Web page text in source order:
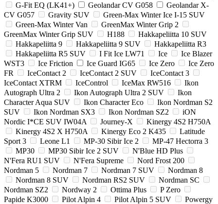
G-Fit EQ (LK41+)
Geolandar CV G058
Geolandar X-
CV G057
Gravity SUV
Green-Max Winter Ice I-15 SUV
Green-Max Winter Van
GreenMax Winter Grip 2
GreenMax Winter Grip SUV
H188
Hakkapeliitta 10 SUV
Hakkapeliitta 9
Hakkapeliitta 9 SUV
Hakkapeliitta R3
Hakkapeliitta R5 SUV
I Fit Ice LW71 Ice
Ice Blazer
WST3
Ice Friction Ice Guard IG65 Ice Zero
Ice Zero
FR
IceContact 2 IceContact 2 SUV
IceContact 3
IceContact XTRM
IceControl IceMax RW516
Ikon
Autograph Ultra 2
Ikon Autograph Ultra 2 SUV
Ikon
Character Aqua SUV
Ikon Character Eco
Ikon Nordman S2
SUV
Ikon Nordman SX3 Ikon Nordman SZ2
iON
Nordic I*CE SUV IW04A
Journey-X
Kinergy 4S2 H750A
Kinergy 4S2 X H750A
Kinergy Eco 2 K435
Latitude
Sport 3
Leone L1 MP-30 Sibir Ice 2
MP-47 Hectorra 3
MP30
MP30 Sibir Ice 2 SUV
N'Blue HD Plus
N'Fera RU1 SUV
N'Fera Supreme
Nord Frost 200
Nordman 5
Nordman 7 Nordman 7 SUV
Nordman 8
Nordman 8 SUV
Nordman RS2 SUV
Nordman SC
Nordman SZ2
Nordway 2 Ottima Plus
P Zero
Papide K3000
Pilot Alpin 4 Pilot Alpin 5 SUV
Powergy